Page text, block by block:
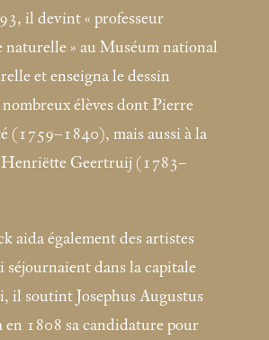
il devint « professeur
naturelle » au Muséum national
et enseigna le dessin
élèves dont Pierre
(1759–1840), mais aussi à la
Geertruij (1783–
aida également des artistes
séjournaient dans la capitale
il soutint Josephus Augustus
en 1808 sa candidature pour